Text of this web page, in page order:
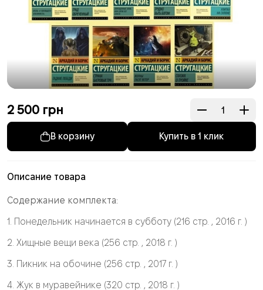
2 500 грн
Купить в 1 клик
Описание товара
Содержание комплекта:
1. Понедельник начинается в субботу (216 стр. , 2016 г. )
2. Хищные вещи века (256 стр. , 2018 г. )
3. Пикник на обочине (256 стр. , 2017 г. )
4. Жук в муравейнике (320 стр. , 2018 г. )